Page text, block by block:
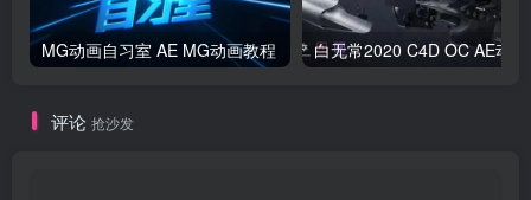
MG动画自习室 AE MG动画教程
评论 抢沙发